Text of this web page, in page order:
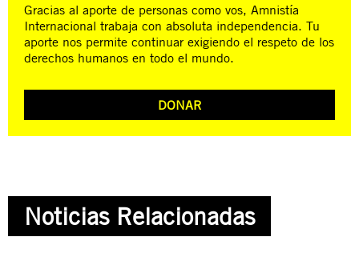
Gracias al aporte de personas como vos, Amnistía
Internacional trabaja con absoluta independencia. Tu
aporte nos permite continuar exigiendo el respeto de los
derechos humanos en todo el mundo.
DONAR
Noticias Relacionadas